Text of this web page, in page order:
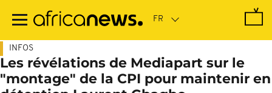
contenu
INFOS
Les révélations de Mediapart sur le
"montage" de la CPI pour maintenir en